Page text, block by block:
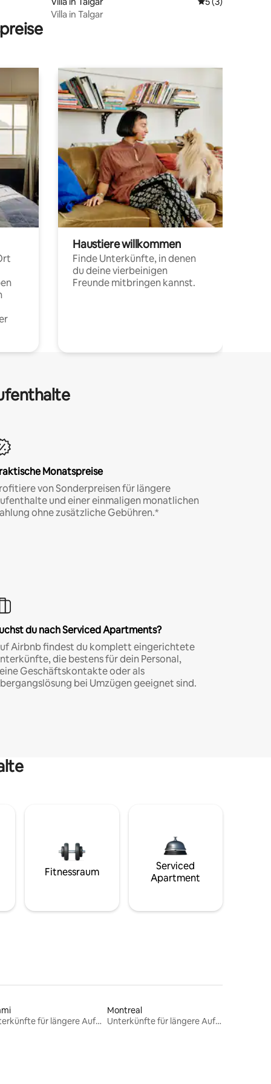
Villa in Talgar
Haustiere willkommen
Finde Unterkünfte, in denen
du deine vierbeinigen
Freunde mitbringen kannst.
Monatspreise
von Sonderpreisen für längere
und einer einmaligen monatlichen
ohne zusätzliche Gebühren.*
du nach Serviced Apartments?
Airbnb findest du komplett eingerichtete
die bestens für dein Personal,
Geschäftskontakte oder als
bei Umzügen geeignet sind.
Fitnessraum
Serviced
Apartment
Unterkünfte für längere Aufenthalte
Montreal
Unterkünfte für längere Aufenthalte